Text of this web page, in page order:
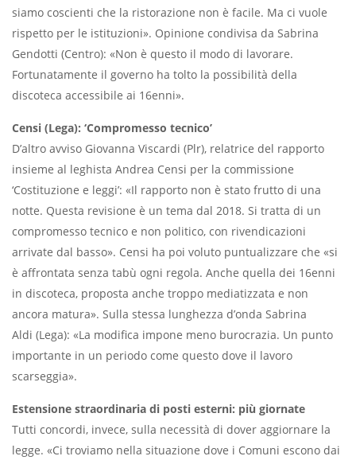
siamo coscienti che la ristorazione non è facile. Ma ci vuole
rispetto per le istituzioni». Opinione condivisa da Sabrina
Gendotti (Centro): «Non è questo il modo di lavorare.
Fortunatamente il governo ha tolto la possibilità della
discoteca accessibile ai 16enni».
Censi (Lega): ‘Compromesso tecnico’
D’altro avviso Giovanna Viscardi (Plr), relatrice del rapporto
insieme al leghista Andrea Censi per la commissione
‘Costituzione e leggi’: «Il rapporto non è stato frutto di una
notte. Questa revisione è un tema dal 2018. Si tratta di un
compromesso tecnico e non politico, con rivendicazioni
arrivate dal basso». Censi ha poi voluto puntualizzare che «si
è affrontata senza tabù ogni regola. Anche quella dei 16enni
in discoteca, proposta anche troppo mediatizzata e non
ancora matura». Sulla stessa lunghezza d’onda Sabrina
Aldi (Lega): «La modifica impone meno burocrazia. Un punto
importante in un periodo come questo dove il lavoro
scarseggia».
Estensione straordinaria di posti esterni: più giornate
Tutti concordi, invece, sulla necessità di dover aggiornare la
legge. «Ci troviamo nella situazione dove i Comuni escono dai